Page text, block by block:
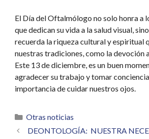
El Día del Oftalmólogo no solo honra a
que dedican su vida a la salud visual,
recuerda la riqueza cultural y espiritual
nuestras tradiciones, como la devoción
Este 13 de diciembre, es un buen
agradecer su trabajo y tomar
importancia de cuidar nuestros ojos.
Categorías
Otras noticias
DEONTOLOGÍA: NUESTRA